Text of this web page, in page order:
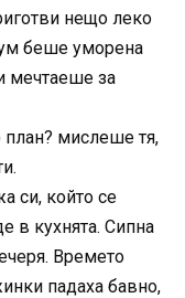
нещо леко
беше уморена
мечтаеше за
план? мислеше тя,
си, който се
в кухнята. Сипна
Времето
падаха бавно,